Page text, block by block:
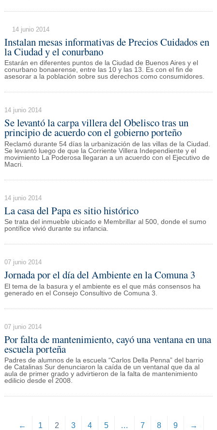
14 junio 2014
Instalan mesas informativas de Precios Cuidados en
la Ciudad y el conurbano
Estarán en diferentes puntos de la Ciudad de Buenos Aires y el
conurbano bonaerense, entre las 10 y las 13. Es con el fin de
asesorar a la población sobre sus derechos como consumidores.
14 junio 2014
Se levantó la carpa villera del Obelisco tras un
principio de acuerdo con el gobierno porteño
Reclamó durante 54 días la urbanización de las villas de la Ciudad.
Se levantó luego de que la Corriente Villera Independiente y el
movimiento La Poderosa llegaran a un acuerdo con el Ejecutivo de
Macri.
14 junio 2014
La casa del Papa es sitio histórico
Se trata del inmueble ubicado e Membrillar al 500, donde el sumo
pontífice vivió durante su infancia.
07 junio 2014
Jornada por el día del Ambiente en la Comuna 3
El tema de la basura y el ambiente es el que más consensos ha
generado en el Consejo Consultivo de Comuna 3.
07 junio 2014
Por falta de mantenimiento, cayó una ventana en una
escuela porteña
Padres de alumnos de la escuela “Carlos Della Penna” del barrio
de Catalinas Sur denunciaron la caída de un ventanal que da al
aula de primer grado y advirtieron de la falta de mantenimiento
edilicio desde el 2008.
← 1 2 3 4 5 … 7 8 9 →